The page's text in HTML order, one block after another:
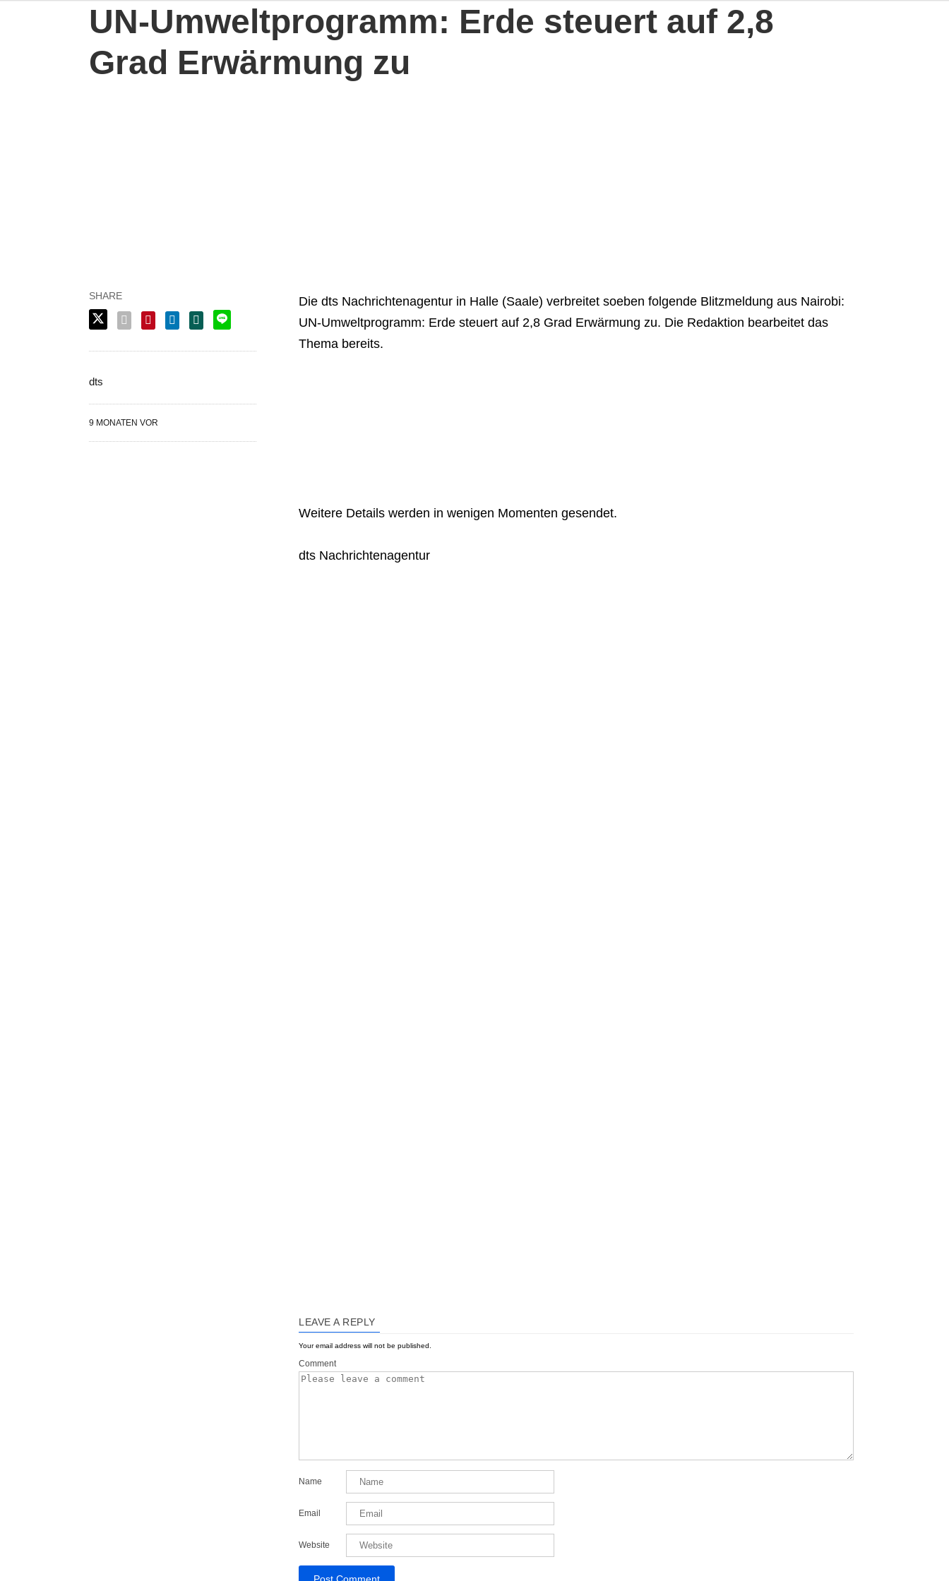
UN-Umweltprogramm: Erde steuert auf 2,8
Grad Erwärmung zu
Die dts Nachrichtenagentur in Halle (Saale) verbreitet soeben folgende Blitzmeldung aus Nairobi:
UN-Umweltprogramm: Erde steuert auf 2,8 Grad Erwärmung zu. Die Redaktion bearbeitet das
Thema bereits.
Weitere Details werden in wenigen Momenten gesendet.
dts Nachrichtenagentur
LEAVE A REPLY
Your email address will not be published.
Comment
Name
Email
Website
dts
9 MONATEN VOR